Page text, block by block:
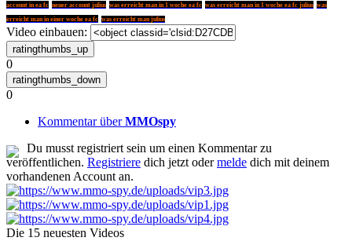
account in ea fc neuer account julius was erreicht man in 1 woche ea fc was erreicht man in 1 woche ea fc julius was
erreicht man in einer woche ea fc was erreicht man julius
Video einbauen:
0
0
Kommentar überMMOspy
Du musst registriert sein um einen Kommentar zu
veröffentlichen. Registriere dich jetzt odermelde dich mit deinem
vorhandenen Account an.
Die 15 neuesten Videos